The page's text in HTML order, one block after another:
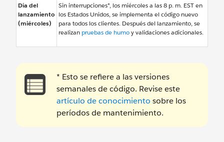
Día del
lanzamiento
(miércoles)
Sin interrupciones*, los miércoles a las 8 p. m. EST en
los Estados Unidos, se implementa el código nuevo
para todos los clientes. Después del lanzamiento, se
realizan pruebas de humoy validaciones adicionales.
* Esto se refiere a las versiones
semanales de código. Revise este
artículo de conocimiento sobre los
períodos de mantenimiento.